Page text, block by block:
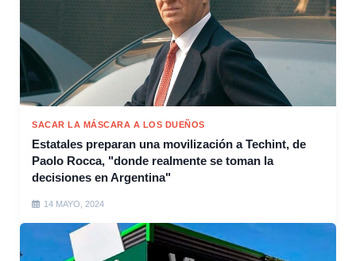
SACAR LA MÁSCARA A LOS DUEÑOS
Estatales preparan una movilización a Techint, de
Paolo Rocca, "donde realmente se toman la
decisiones en Argentina"
14 MAYO, 2024